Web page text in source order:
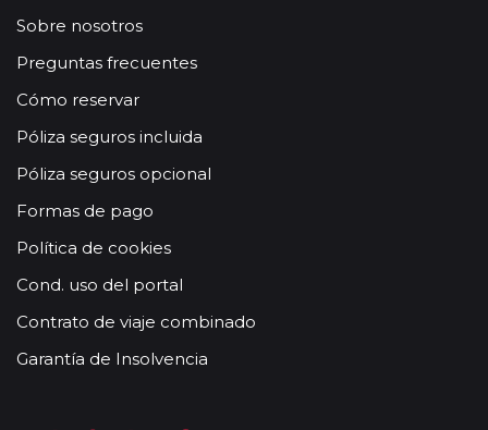
Sobre nosotros
Preguntas frecuentes
Cómo reservar
Póliza seguros incluida
Póliza seguros opcional
Formas de pago
Política de cookies
Cond. uso del portal
Contrato de viaje combinado
Garantía de Insolvencia